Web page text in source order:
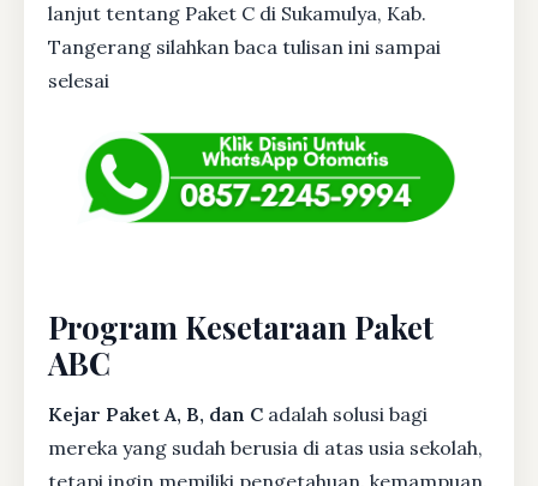
lanjut tentang Paket C di Sukamulya, Kab.
Tangerang silahkan baca tulisan ini sampai
selesai
Program Kesetaraan Paket
ABC
Kejar Paket A, B, dan C adalah solusi bagi
mereka yang sudah berusia di atas usia sekolah,